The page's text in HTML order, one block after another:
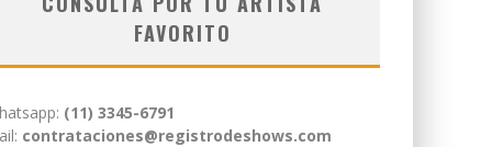
FAVORITO
(11) 3345-6791
contrataciones@registrodeshows.com